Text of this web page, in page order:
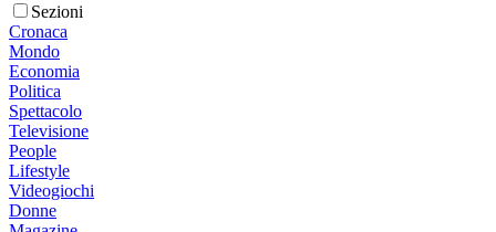
Sezioni
Cronaca
Mondo
Economia
Politica
Spettacolo
Televisione
People
Lifestyle
Videogiochi
Donne